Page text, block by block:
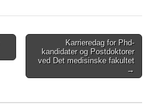
Karrieredag for Phd-
kandidater og Postdoktorer
ved Det medisinske fakultet
→